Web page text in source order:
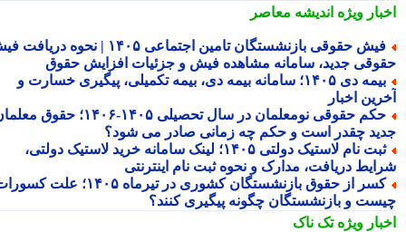
ویژهاندیشه معاصر
فیش حقوقی بازنشستگان تامین اجتماعی ۱۴۰۵ | نحوه دریافت فیش
جدید، سامانه مشاهده فیش و جزئیات افزایش حقوق
بیمه دی ۱۴۰۵؛ سامانه بیمه دی، بیمه تکمیلی، پیگیری خسارت و
اخبار
حکم حقوقی نومعلمان در سال تحصیلی ۱۴۰۵-۱۴۰۶؛ حقوق معلمان
چقدر است و حکم چه زمانی صادر می شود؟
ثبت نام لاستیک دولتی ۱۴۰۵؛ لینک سامانه خرید لاستیک دولتی،
دریافت، مدارک و نحوه ثبت نام اینترنتی
کسر از حقوق بازنشستگان کشوری در تیرماه ۱۴۰۵؛ علت کسورات
و بازنشستگان چگونه پیگیری کنند؟
ویژهتک ناک